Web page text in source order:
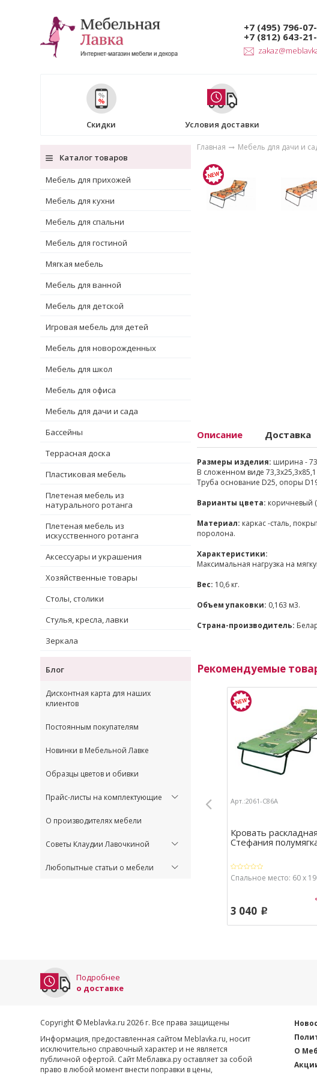
+7 (495) 796-
+7 (812) 643-
Скидки Условия доставки
Каталог товаров
Мебель для прихожей
Мебель для кухни
Мебель для спальни
Мебель для гостиной
Мягкая мебель
Мебель для ванной
Мебель для детской
Игровая мебель для детей
Мебель для новорожденных
Мебель для школ
Мебель для офиса
Мебель для дачи и сада
Бассейны
Террасная доска
Пластиковая мебель
Плетеная мебель из
натурального ротанга
Плетеная мебель из
искусственного ротанга
Аксессуары и украшения
Хозяйственные товары
Столы, столики
Стулья, кресла, лавки
Зеркала
Блог
Дисконтная карта для наших
клиентов
Постоянным покупателям
Новинки в Мебельной Лавке
Образцы цветов и обивки
Прайс-листы на комплектующие
О производителях мебели
Советы Клаудии Лавочкиной
Любопытные статьи о мебели
Главная Мебель для дачи и
Описание Доставка
Размеры изделия: ширина -
В сложенном виде
Труба основание D25, опоры
Варианты цвета: коричневый
Материал: каркас -сталь,
поролона.
Характеристики:
Максимальная нагрузка на
Вес: 10,6 кг.
Объем упаковки: 0,163 м3.
Страна-производитель:
Рекомендуемые
Арт.:2061-С86А
Кровать раскладная
Стефания
Спальное место: 60 х
3 040 p
Подробнее
о доставке
Copyright © Meblavka.ru 2026 г. Все права защищены
Информация, предоставленная сайтом Meblavka.ru, носит
исключительно справочный характер и не является
публичной офертой. Сайт Меблавка.ру оставляет за собой
право в любой момент внести поправки в цены,
О